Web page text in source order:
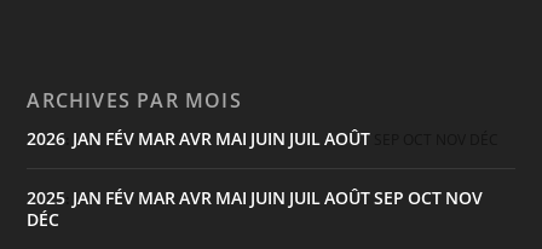
ARCHIVES PAR MOIS
2026 JAN FÉV MARAVR MAI JUIN JUILAOÛT
2025 JAN FÉV MARAVR MAI JUIN JUILAOÛTSEP OCT NOV
DÉC